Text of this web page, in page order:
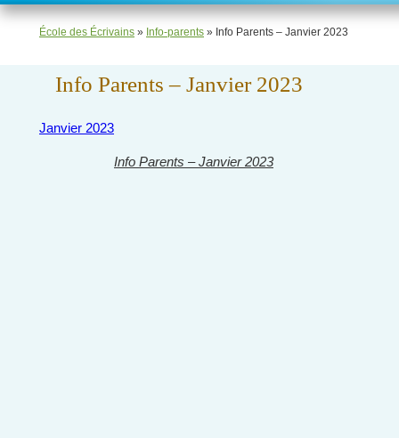
École des Écrivains » Info-parents » Info Parents – Janvier 2023
Info Parents – Janvier 2023
Janvier 2023
Info Parents – Janvier 2023